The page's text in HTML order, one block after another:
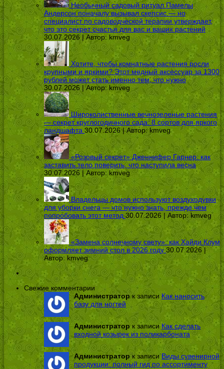
Необычный садовый ритуал Памелы
Андерсон поначалу вызывал скепсис — но
специалист по садоводческой терапии утверждает,
что это секрет счастья для вас и ваших растений
30.07.2026 | Автор: kmveg
Хотите, чтобы комнатные растения росли
крупными и яркими? Этот медный аксессуар за 1300
рублей может стать именно тем, что нужно
30.07.2026 | Автор:kmveg
Широколиственные вечнозеленые растения
— секрет круглогодичного сада: 8 сортов для яркого
ландшафта 30.07.2026 | Автор:kmveg
«Розовый секрет» Дженнифер Гарнер: как
заставить тело поверить, что наступила весна
30.07.2026 | Автор: kmveg
Владельцы домов используют воздуходувки
для уборки снега — что нужно знать, прежде чем
попробовать этот метод 30.07.2026 | Автор:kmveg
«Замена солнечному свету»: как Хайди Клум
оформляет зимний стол в 2026 году 30.07.2026 |
Автор: kmveg
Свежие комментарии
Администраторк записиКак наносить
базу для ногтей
Администраторк записиКак сделать
входной козырек из поликарбоната
Администраторк записиВиды сувенирной
продукции: полный гид по ассортименту